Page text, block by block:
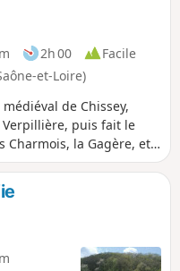
2h 00
Facile
et-Loire)
de Chissey,
puis fait le
Charmois, la Gagère, et